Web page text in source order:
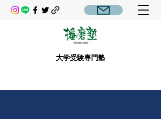
大学受験専門塾